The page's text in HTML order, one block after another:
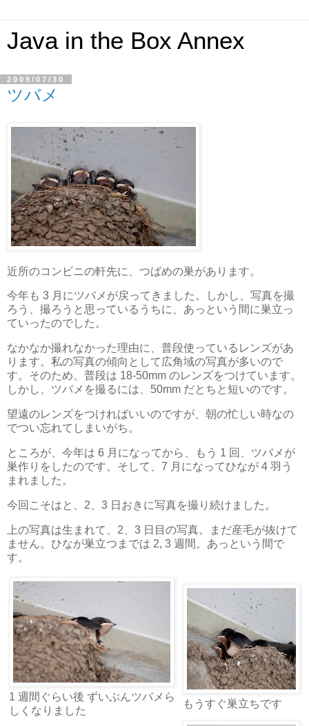
Java in the Box Annex
2009/07/30
ツバメ
近所のコンビニの軒先に、つばめの巣があります。
今年も 3 月にツバメが戻ってきました。しかし、写真を撮
ろう、撮ろうと思っているうちに、あっという間に巣立っ
ていったのでした。
なかなか撮れなかった理由に、普段使っているレンズがあ
ります。私の写真の傾向として広角域の写真が多いので
す。そのため、普段は 18-50mm のレンズをつけています。
しかし、ツバメを撮るには、50mm だとちと短いのです。
望遠のレンズをつければいいのですが、朝の忙しい時なの
でつい忘れてしまいがち。
ところが、今年は 6 月になってから、もう 1 回、ツバメが
巣作りをしたのです。そして、7 月になってひなが 4 羽う
まれました。
今回こそはと、2、3 日おきに写真を撮り続けました。
上の写真は生まれて、2、3 日目の写真。まだ産毛が抜けて
ません。ひなが巣立つまでは 2, 3 週間。あっという間で
す。
1 週間ぐらい後 ずいぶんツバメら
しくなりました
もうすぐ巣立ちです